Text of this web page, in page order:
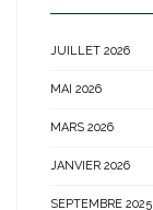
JUILLET 2026
MAI 2026
MARS 2026
JANVIER 2026
SEPTEMBRE 2025